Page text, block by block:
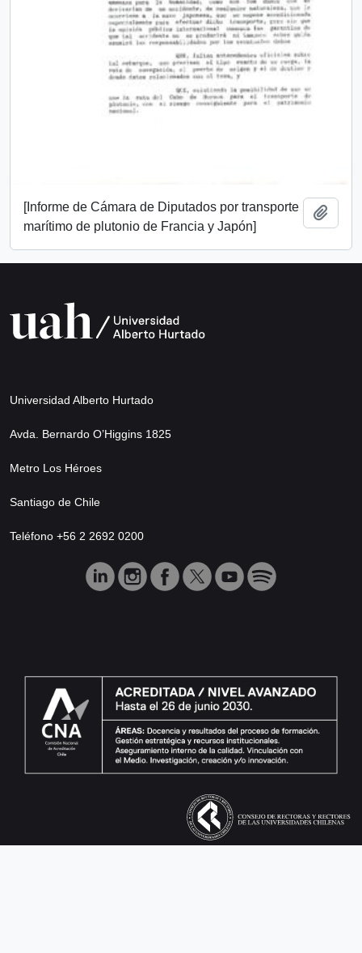
[Informe de Cámara de Diputados por transporte
marítimo de plutonio de Francia y Japón]
Universidad Alberto Hurtado
Avda. Bernardo O’Higgins 1825
Metro Los Héroes
Santiago de Chile
Teléfono +56 2 2692 0200